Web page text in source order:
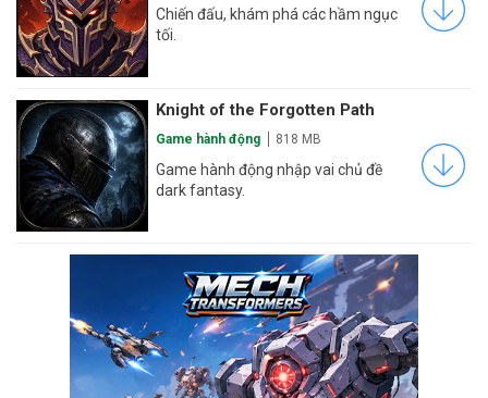
Chiến đấu, khám phá các hầm ngục
tối.
Knight of the Forgotten Path
Game hành động 818 MB
Game hành động nhập vai chủ đề
dark fantasy.